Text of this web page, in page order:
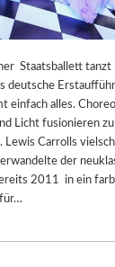
Staatsballett tanzt
deutsche
einfach alles.
Licht fusionieren
Carrolls
der
2011 in ein